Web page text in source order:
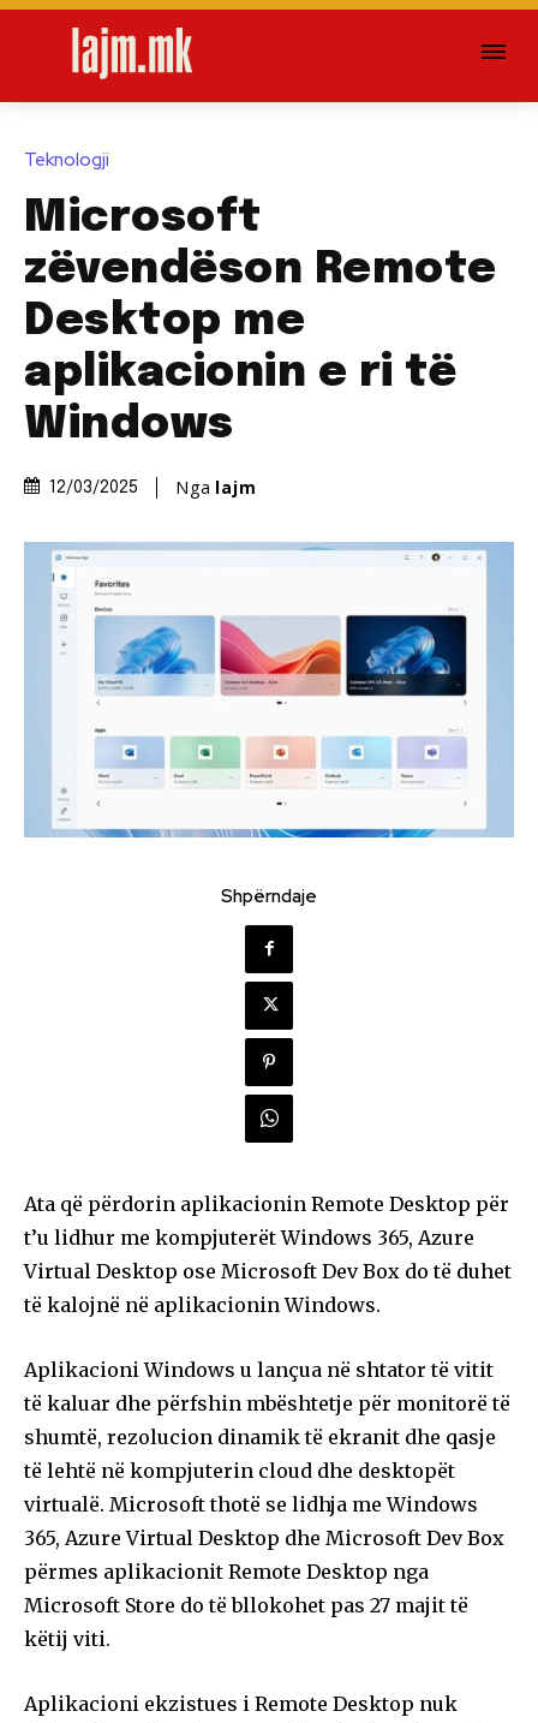
Teknologji
Microsoft
zëvendëson Remote
Desktop me
aplikacionin e ri të
Windows
12/03/2025 Nga lajm
Shpërndaje
Ata që përdorin aplikacionin Remote Desktop për
t’u lidhur me kompjuterët Windows 365, Azure
Virtual Desktop ose Microsoft Dev Box do të duhet
të kalojnë në aplikacionin Windows.
Aplikacioni Windows u lançua në shtator të vitit
të kaluar dhe përfshin mbështetje për monitorë të
shumtë, rezolucion dinamik të ekranit dhe qasje
të lehtë në kompjuterin cloud dhe desktopët
virtualë. Microsoft thotë se lidhja me Windows
365, Azure Virtual Desktop dhe Microsoft Dev Box
përmes aplikacionit Remote Desktop nga
Microsoft Store do të bllokohet pas 27 majit të
këtij viti.
Aplikacioni ekzistues i Remote Desktop nuk